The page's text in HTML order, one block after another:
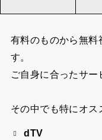
有料のものから無料
す。
ご自身に合ったサー
その中でも特にオス
dTV